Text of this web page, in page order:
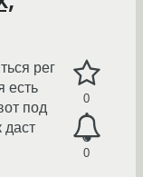
0
0
рег
есть
под
даст